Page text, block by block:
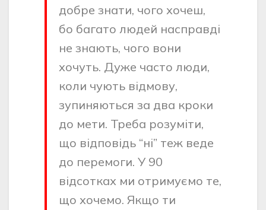
добре знати, чого хочеш,
бо багато людей насправді
не знають, чого вони
хочуть. Дуже часто люди,
коли чують відмову,
зупиняються за два кроки
до мети. Треба розуміти,
що відповідь “ні” теж веде
до перемоги. У 90
відсотках ми отримуємо те,
що хочемо. Якщо ти